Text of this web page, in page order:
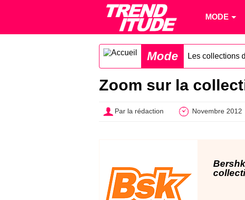
MODE
Mode Les collections
Zoom sur la
Par la rédaction Novembre 2012